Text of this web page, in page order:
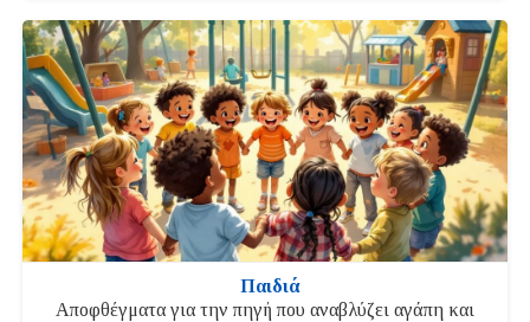
Παιδιά
Αποφθέγματα για την πηγή που αναβλύζει αγάπη και